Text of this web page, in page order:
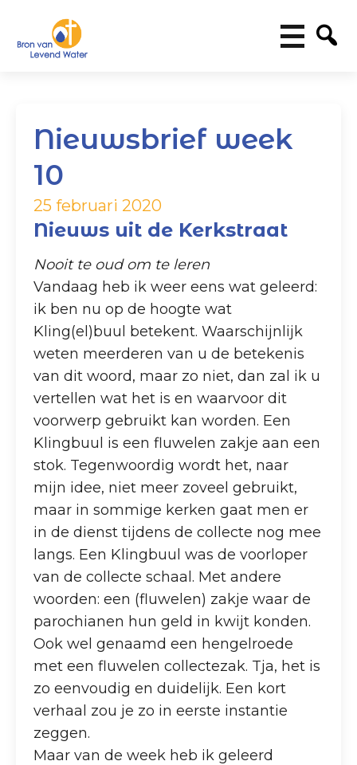
Nieuwsbrief week
10
25 februari 2020
Nieuws uit de Kerkstraat
Nooit te oud om te leren
Vandaag heb ik weer eens wat geleerd:
ik ben nu op de hoogte wat
Kling(el)buul betekent. Waarschijnlijk
weten meerderen van u de betekenis
van dit woord, maar zo niet, dan zal ik u
vertellen wat het is en waarvoor dit
voorwerp gebruikt kan worden. Een
Klingbuul is een fluwelen zakje aan een
stok. Tegenwoordig wordt het, naar
mijn idee, niet meer zoveel gebruikt,
maar in sommige kerken gaat men er
in de dienst tijdens de collecte nog mee
langs. Een Klingbuul was de voorloper
van de collecte schaal. Met andere
woorden: een (fluwelen) zakje waar de
parochianen hun geld in kwijt konden.
Ook wel genaamd een hengelroede
met een fluwelen collectezak. Tja, het is
zo eenvoudig en duidelijk. Een kort
verhaal zou je zo in eerste instantie
zeggen.
Maar van de week heb ik geleerd